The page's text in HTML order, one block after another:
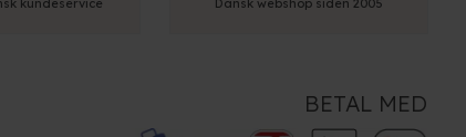
kundeservice Dansk webshop siden 2005
BETAL MED